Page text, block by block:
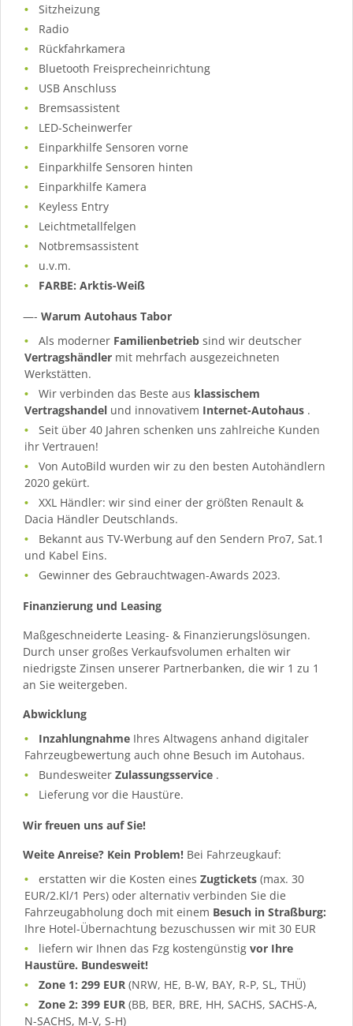
Sitzheizung
Radio
Rückfahrkamera
Bluetooth Freisprecheinrichtung
USB Anschluss
Bremsassistent
LED-Scheinwerfer
Einparkhilfe Sensoren vorne
Einparkhilfe Sensoren hinten
Einparkhilfe Kamera
Keyless Entry
Leichtmetallfelgen
Notbremsassistent
u.v.m.
FARBE: Arktis-Weiß
—- Warum Autohaus Tabor
Als moderner Familienbetrieb sind wir deutscher
Vertragshändler mit mehrfach ausgezeichneten
Werkstätten.
Wir verbinden das Beste aus klassischem
Vertragshandel und innovativem Internet-Autohaus .
Seit über 40 Jahren schenken uns zahlreiche Kunden
ihr Vertrauen!
Von AutoBild wurden wir zu den besten Autohändlern
2020 gekürt.
XXL Händler: wir sind einer der größten Renault &
Dacia Händler Deutschlands.
Bekannt aus TV-Werbung auf den Sendern Pro7, Sat.1
und Kabel Eins.
Gewinner des Gebrauchtwagen-Awards 2023.
Finanzierung und Leasing
Maßgeschneiderte Leasing- & Finanzierungslösungen.
Durch unser großes Verkaufsvolumen erhalten wir
niedrigste Zinsen unserer Partnerbanken, die wir 1 zu 1
an Sie weitergeben.
Abwicklung
Inzahlungnahme Ihres Altwagens anhand digitaler
Fahrzeugbewertung auch ohne Besuch im Autohaus.
BundesweiterZulassungsservice .
Lieferung vor die Haustüre.
Wir freuen uns auf Sie!
Weite Anreise? Kein Problem! Bei Fahrzeugkauf:
erstatten wir die Kosten einesZugtickets (max. 30
EUR/2.Kl/1 Pers) oder alternativ verbinden Sie die
Fahrzeugabholung doch mit einem Besuch in Straßburg:
Ihre Hotel-Übernachtung bezuschussen wir mit 30 EUR
liefern wir Ihnen das Fzg kostengünstigvor Ihre
Haustüre. Bundesweit!
Zone 1: 299 EUR (NRW, HE, B-W, BAY, R-P, SL, THÜ)
Zone 2: 399 EUR (BB, BER, BRE, HH, SACHS, SACHS-A,
N-SACHS, M-V, S-H)